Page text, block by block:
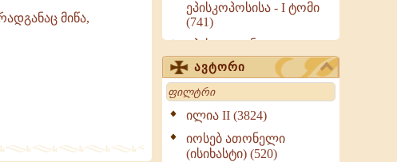
მიწა,
ეპისკოპოსისა - I ტომი
(741)
ეპისტოლენი,
ქადაგებანი, სიტყვანი
(ნაწილი III) (723)
მოძღვრის ძალზე
სასარგებლო რჩევები
მრევლისათვის (545)
Wisdomge (514)
ავტორი
Search
ილია II (3824)
იოსებ ათონელი
(ისიხასტი) (520)